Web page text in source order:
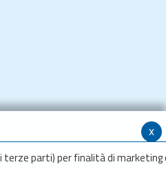
x
terze parti) per finalità di marketing